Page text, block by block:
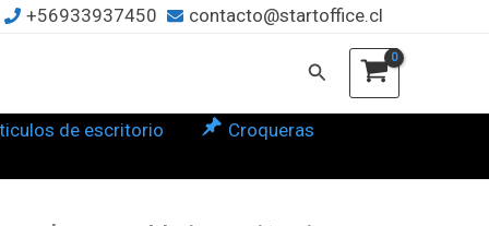
+56933937450 contacto@startoffice.cl
Buscar
de escritorio
Croqueras